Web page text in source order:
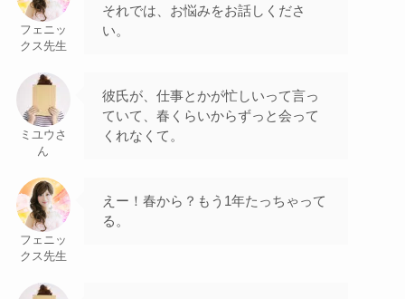
フェニッ
クス先生
それでは、お悩みをお話しくださ
い。
ミユウさ
ん
彼氏が、仕事とかが忙しいって言っ
ていて、春くらいからずっと会って
くれなくて。
フェニッ
クス先生
えー！春から？もう1年たっちゃって
る。